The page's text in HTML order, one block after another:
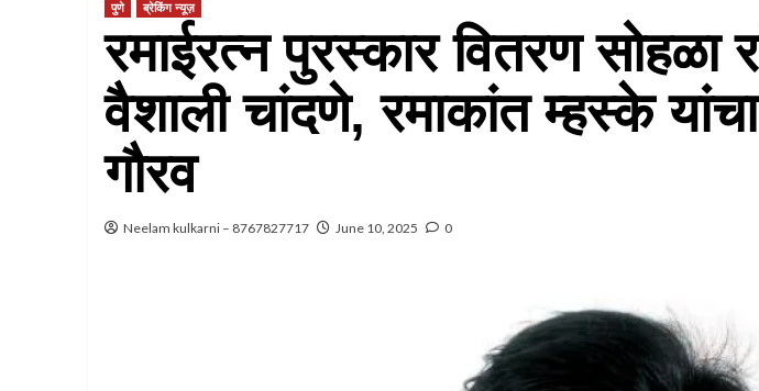
पुणे ब्रेकिंग न्यूज़
रमाईरत्न पुरस्कार वितरण सोहळा
वैशाली चांदणे, रमाकांत म्हस्के यांचा
गौरव
Neelam kulkarni – 8767827717 June 10, 2025 0